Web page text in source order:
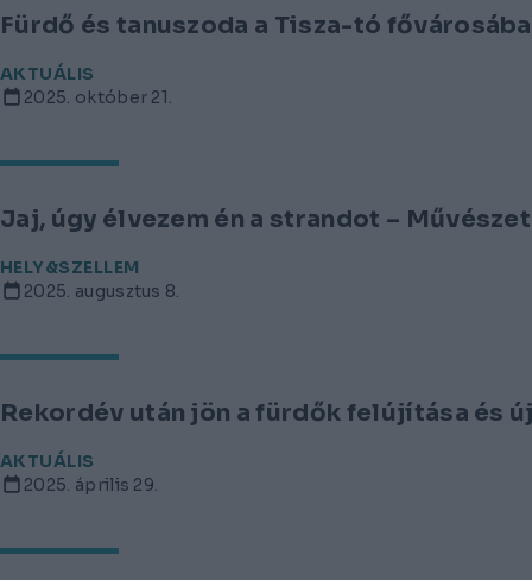
Fürdő és tanuszoda a Tisza-tó
AKTUÁLIS
2025. október 21.
Jaj, úgy élvezem én a strandot –
HELY&SZELLEM
2025. augusztus 8.
Rekordév után jön a fürdők felújítása és
AKTUÁLIS
2025. április 29.